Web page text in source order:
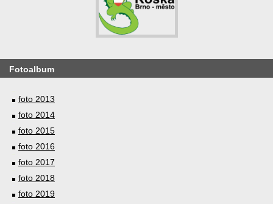
Fotoalbum
foto 2013
foto 2014
foto 2015
foto 2016
foto 2017
foto 2018
foto 2019